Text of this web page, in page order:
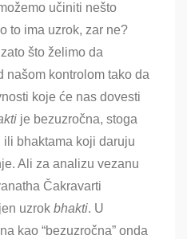
učiniti nešto
to ima uzrok, zar ne?
što želimo da
našom kontrolom tako da
koje će nas dovesti
je bezuzročna, stoga
bhaktama koji daruju
Ali za analizu vezanu
Čakravarti
uzrok bhakti. U
kao “bezuzročna” onda